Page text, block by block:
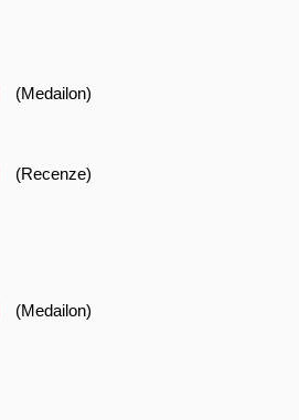
(Medailon)
(Recenze)
(Medailon)